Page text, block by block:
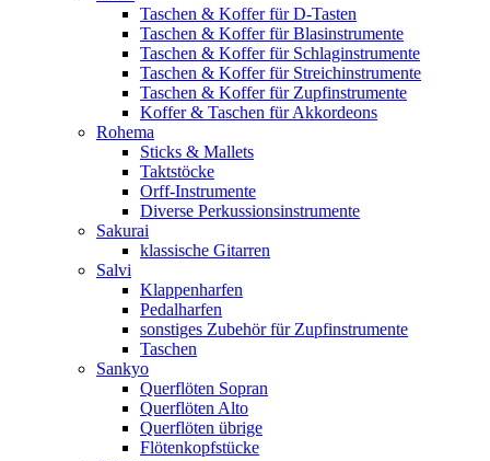
Taschen & Koffer für D-Tasten
Taschen & Koffer für Blasinstrumente
Taschen & Koffer für Schlaginstrumente
Taschen & Koffer für Streichinstrumente
Taschen & Koffer für Zupfinstrumente
Koffer & Taschen für Akkordeons
Rohema
Sticks & Mallets
Taktstöcke
Orff-Instrumente
Diverse Perkussionsinstrumente
Sakurai
klassische Gitarren
Salvi
Klappenharfen
Pedalharfen
sonstiges Zubehör für Zupfinstrumente
Taschen
Sankyo
Querflöten Sopran
Querflöten Alto
Querflöten übrige
Flötenkopfstücke